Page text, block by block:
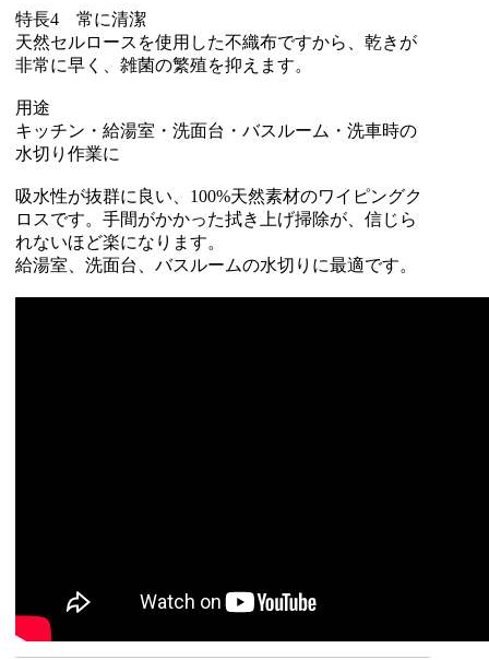
特長4 常に清潔
天然セルロースを使用した不織布ですから、乾きが
非常に早く、雑菌の繁殖を抑えます。
用途
キッチン・給湯室・洗面台・バスルーム・洗車時の
水切り作業に
吸水性が抜群に良い、100%天然素材のワイピングク
ロスです。手間がかかった拭き上げ掃除が、信じら
れないほど楽になります。
給湯室、洗面台、バスルームの水切りに最適です。